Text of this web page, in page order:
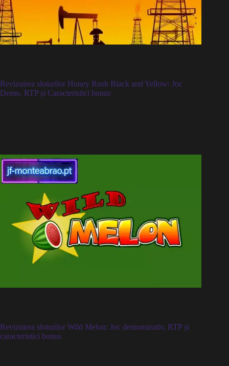
Revizuirea sloturilor Honey Rush Black and Yellow: Joc
Demo, RTP și Caracteristici bonus
Revizuirea sloturilor Wild Melon: Joc demonstrativ, RTP și
caracteristici bonus